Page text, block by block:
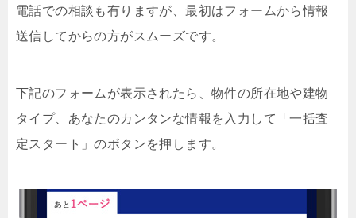
電話での相談も有りますが、最初はフォームから情報
送信してからの方がスムーズです。
下記のフォームが表示されたら、物件の所在地や建物
タイプ、あなたのカンタンな情報を入力して「一括査
定スタート」のボタンを押します。